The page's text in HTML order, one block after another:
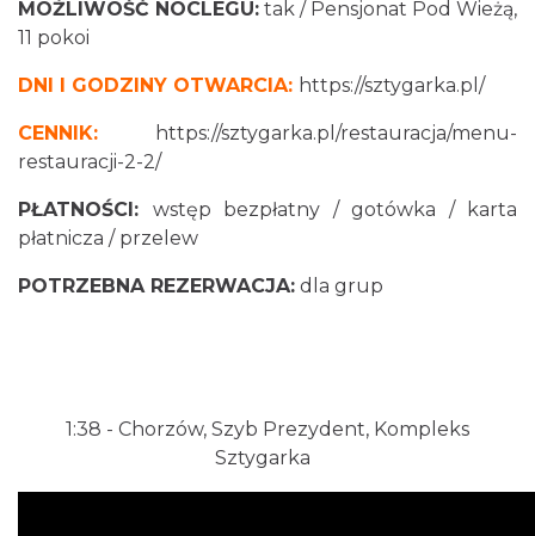
MOŻLIWOŚĆ NOCLEGU: tak / Pensjonat Pod Wieżą,
11 pokoi
DNI I GODZINY OTWARCIA: https://sztygarka.pl/
CENNIK:
https://sztygarka.pl/restauracja/menu-
restauracji-2-2/
PŁATNOŚCI: wstęp bezpłatny / gotówka / karta
płatnicza / przelew
POTRZEBNA REZERWACJA: dla grup
1:38​ - Chorzów, Szyb Prezydent, Kompleks
Sztygarka